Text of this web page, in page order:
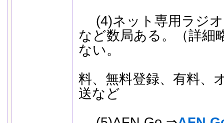
(4)ネット専用
など数局ある。（詳
ない。
料、無料登録、有料、
送など